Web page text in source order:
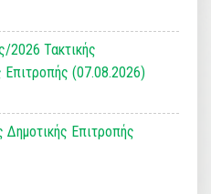
2026 Τακτικής
Επιτροπής (07.08.2026)
Δημοτικής Επιτροπής